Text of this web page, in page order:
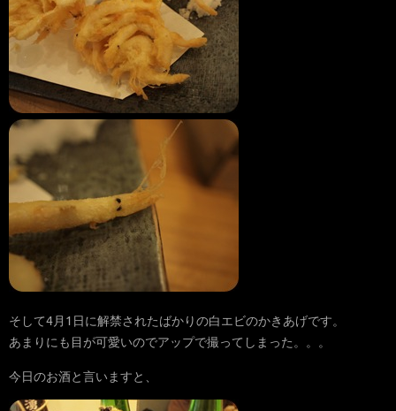
そして4月1日に解禁されたばかりの白エビのかきあげです。
あまりにも目が可愛いのでアップで撮ってしまった。。。
今日のお酒と言いますと、